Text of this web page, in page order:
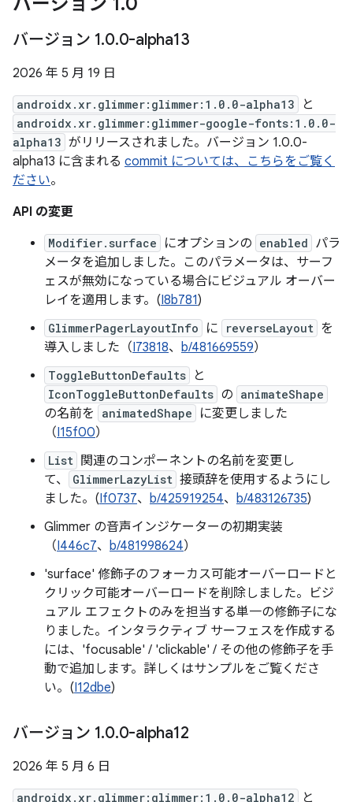
バージョン 1.0.0-alpha13
2026 年 5 月 19 日
androidx.xr.glimmer:glimmer:1.0.0-alpha13 と
androidx.xr.glimmer:glimmer-google-fonts:1.0.0-
alpha13 がリリースされました。バージョン 1.0.0-
alpha13 に含まれる commit については、こちらをご覧く
ださい。
API の変更
Modifier.surface にオプションの enabled パラ
メータを追加しました。このパラメータは、サーフ
ェスが無効になっている場合にビジュアル オーバー
レイを適用します。(I8b781)
GlimmerPagerLayoutInfo に reverseLayout を
導入しました（I73818、 b/481669559）
ToggleButtonDefaults と
IconToggleButtonDefaults の animateShape
の名前を animatedShape
に変更しました
（I15f00）
List 関連のコンポーネントの名前を変更し
て、
GlimmerLazyList 接頭辞を使用するようにし
ました。(If0737、 b/425919254、 b/483126735)
Glimmer の音声インジケーターの初期実装
（I446c7、 b/481998624）
'surface' 修飾子のフォーカス可能オーバーロードと
クリック可能オーバーロードを削除しました。ビジ
ュアル エフェクトのみを担当する単一の修飾子にな
りました。インタラクティブ サーフェスを作成する
には、'focusable' / 'clickable' / その他の修飾子を手
動で追加します。詳しくはサンプルをご覧くださ
い。(I12dbe)
バージョン 1.0.0-alpha12
2026 年 5 月 6 日
androidx.xr.glimmer:glimmer:1.0.0-alpha12 と